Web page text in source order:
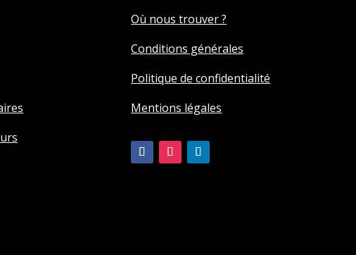
Où nous trouver ?
Conditions générales
Politique de confidentialité
Mentions légales